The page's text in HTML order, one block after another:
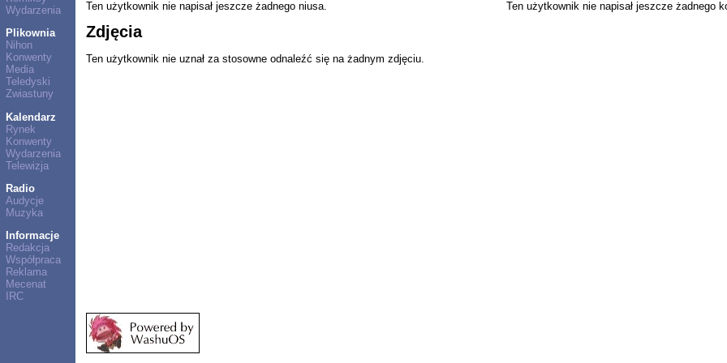
Wydarzenia
Plikownia
Nihon
Konwenty
Media
Teledyski
Zwiastuny
Kalendarz
Rynek
Konwenty
Wydarzenia
Telewizja
Radio
Audycje
Muzyka
Informacje
Redakcja
Współpraca
Reklama
Mecenat
IRC
Ten użytkownik nie napisał jeszcze żadnego niusa. Ten użytkownik nie napisał jeszcze żadnego
Zdjęcia
Ten użytkownik nie uznał za stosowne odnaleźć się na żadnym zdjęciu.